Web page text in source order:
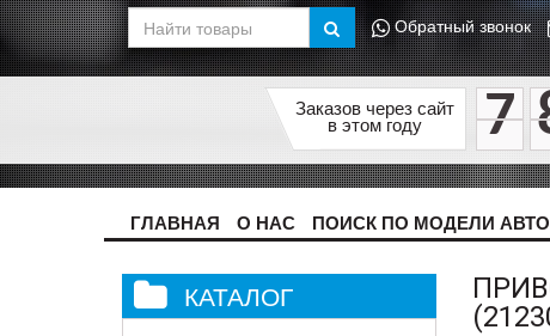
Обратный звонок
Заказов через сайт
в этом году 7
ГЛАВНАЯ О НАС ПОИСК ПО МОДЕЛИ АВТО
КАТАЛОГ